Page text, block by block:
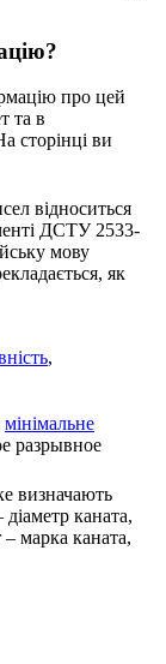
про цей
та в
сторінці ви
відноситься
ДСТУ 2533-
мову
як
,
мінімальне
разрывное
визначають
каната,
марка каната,